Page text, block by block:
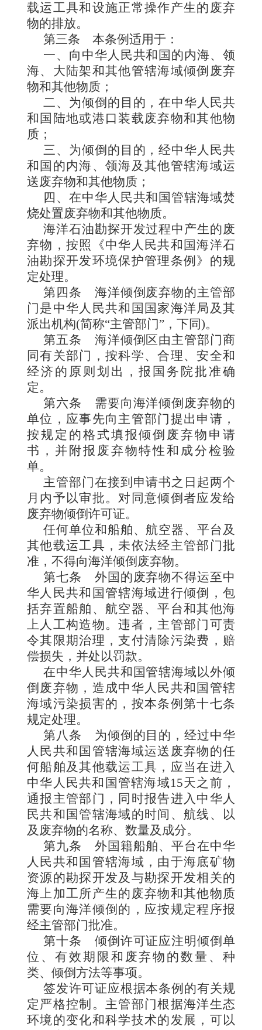
载运工具和设施正常操作产生的废弃
物的排放。
第三条 本条例适用于：
一、向中华人民共和国的内海、领
海、大陆架和其他管辖海域倾倒废弃
物和其他物质；
二、为倾倒的目的，在中华人民共
和国陆地或港口装载废弃物和其他物
质；
三、为倾倒的目的，经中华人民共
和国的内海、领海及其他管辖海域运
送废弃物和其他物质；
四、在中华人民共和国管辖海域焚
烧处置废弃物和其他物质。
海洋石油勘探开发过程中产生的废
弃物，按照《中华人民共和国海洋石
油勘探开发环境保护管理条例》的规
定处理。
第四条 海洋倾倒废弃物的主管部
门是中华人民共和国国家海洋局及其
派出机构(简称“主管部门”，下同)。
第五条 海洋倾倒区由主管部门商
同有关部门，按科学、合理、安全和
经济的原则划出，报国务院批准确
定。
第六条 需要向海洋倾倒废弃物的
单位，应事先向主管部门提出申请，
按规定的格式填报倾倒废弃物申请
书，并附报废弃物特性和成分检验
单。
主管部门在接到申请书之日起两个
月内予以审批。对同意倾倒者应发给
废弃物倾倒许可证。
任何单位和船舶、航空器、平台及
其他载运工具，未依法经主管部门批
准，不得向海洋倾倒废弃物。
第七条 外国的废弃物不得运至中
华人民共和国管辖海域进行倾倒，包
括弃置船舶、航空器、平台和其他海
上人工构造物。违者，主管部门可责
令其限期治理，支付清除污染费，赔
偿损失，并处以罚款。
在中华人民共和国管辖海域以外倾
倒废弃物，造成中华人民共和国管辖
海域污染损害的，按本条例第十七条
规定处理。
第八条 为倾倒的目的，经过中华
人民共和国管辖海域运送废弃物的任
何船舶及其他载运工具，应当在进入
中华人民共和国管辖海域15天之前，
通报主管部门，同时报告进入中华人
民共和国管辖海域的时间、航线 、
以
及废弃物的名称、数量及成分。
第九条 外国籍船舶、平台在中华
人民共和国管辖海域，由于海底矿物
资源的勘探开发及与勘探开发相关的
海上加工所产生的废弃物和其他物质
需要向海洋倾倒的，应按规定程序报
经主管部门批准。
第十条 倾倒许可证应注明倾倒单
位、有效期限和废弃物的数量、种
类、倾倒方法等事项。
签发许可证应根据本条例的有关规
定严格控制。主管部门根据海洋生态
环境的变化和科学技术的发展，可以